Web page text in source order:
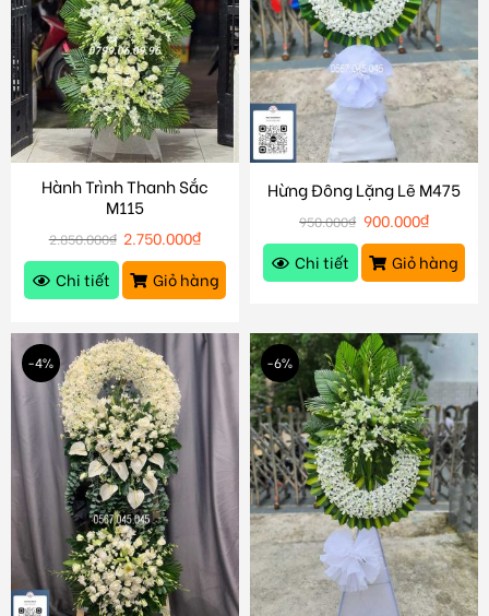
Hành Trình Thanh Sắc
M115
2.850.000₫ 2.750.000₫
Chi tiết
Giỏ hàng
Hừng Đông Lặng Lẽ M475
950.000₫ 900.000₫
Chi tiết
Giỏ hàng
-4% -6%